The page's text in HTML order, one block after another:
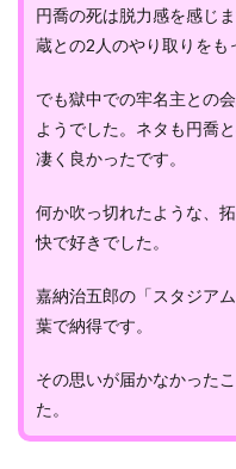
円喬の死は脱力感を感じ
蔵との2人のやり取りをも
でも獄中での牢名主との
ようでした。ネタも円喬
凄く良かったです。
何か吹っ切れたような、
快で好きでした。
嘉納治五郎の「スタジア
葉で納得です。
その思いが届かなかった
た。